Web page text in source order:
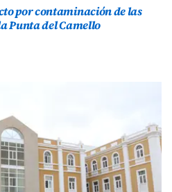
por contaminación de las
Punta del Camello